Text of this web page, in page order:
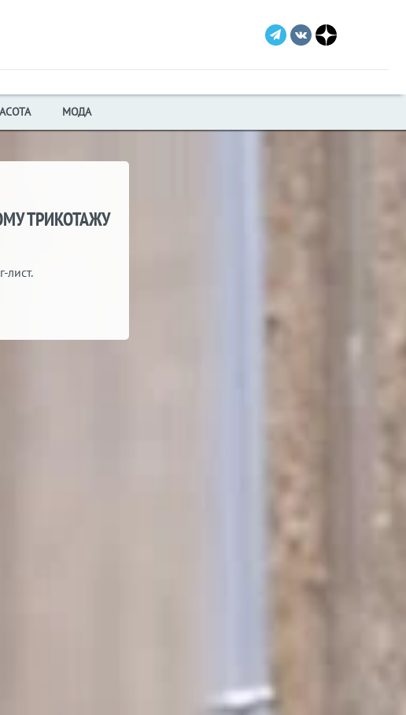
МОДА
ТРИКОТАЖУ
лист.